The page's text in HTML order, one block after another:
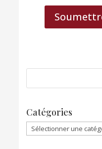
Catégories
Catégories